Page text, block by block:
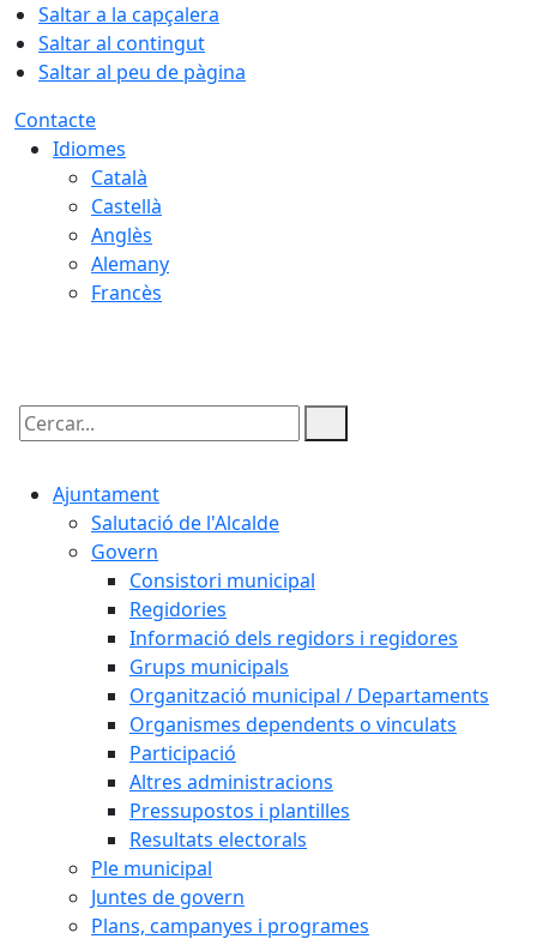
Saltar a la capçalera
Saltar al contingut
Saltar al peu de pàgina
Contacte
Idiomes
Català
Castellà
Anglès
Alemany
Francès
Cercar:
Ajuntament
Salutació de l'Alcalde
Govern
Consistori municipal
Regidories
Informació dels regidors i regidores
Grups municipals
Organització municipal / Departaments
Organismes dependents o vinculats
Participació
Altres administracions
Pressupostos i plantilles
Resultats electorals
Ple municipal
Juntes de govern
Plans, campanyes i programes